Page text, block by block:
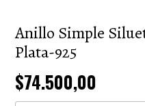
Anillo Simple
Plata-925
$74.500,00